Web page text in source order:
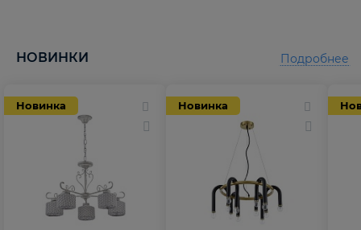
НОВИНКИ
Новинка Новинка
Подробнее